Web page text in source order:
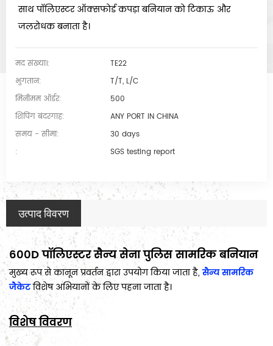
साथ पॉलिएस्टर ऑक्सफोर्ड कपड़ा बनियान को टिकाऊ और
जलरोधक बनाता है।
मद संख्या।:
TE22
भुगतान:
T/T, L/C
मिनीमम ऑर्डर:
500
शिपिंग बंदरगाह:
ANY PORT IN CHINA
समय - सीमा:
30 days
:
SGS testing report
उत्पाद विवरण
600D पॉलिएस्टर सैन्य सेना पुलिस सामरिक बनियान
मुख्य रूप से कानून प्रवर्तन द्वारा उपयोग किया जाता है,सैन्य सामरिक
जैकेटविशेष अभियानों के लिए पहना जाता है।
विशेष विवरण